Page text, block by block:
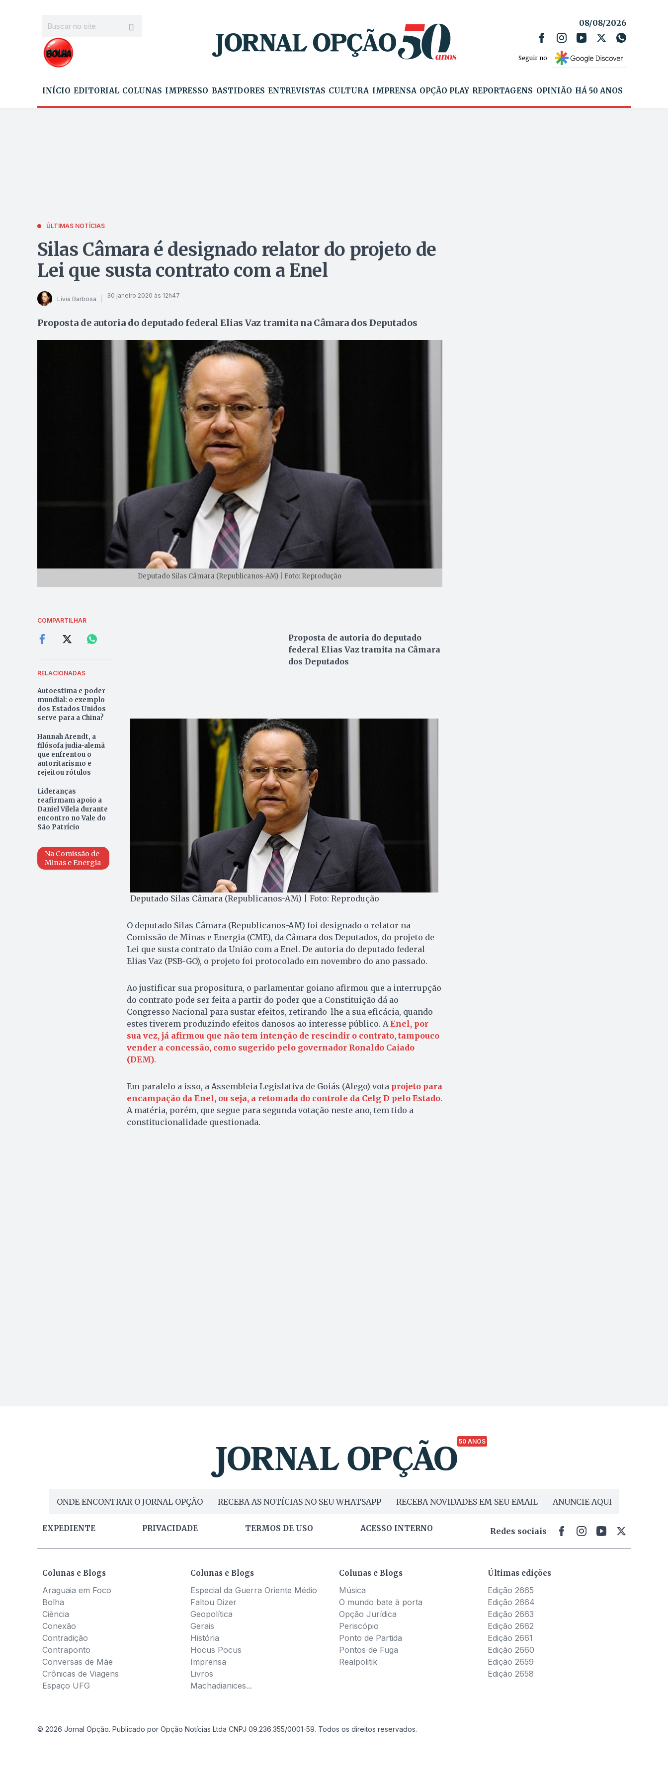
08/08/2026
Seguir no
INÍCIO EDITORIAL COLUNAS IMPRESSO BASTIDORES ENTREVISTAS CULTURA IMPRENSA OPÇÃO PLAY REPORTAGENS OPINIÃO HÁ 50 ANOS
ÚLTIMAS NOTÍCIAS
Silas Câmara é designado relator do projeto de
Lei que susta contrato com a Enel
Lívia Barbosa 30 janeiro 2020 às 12h47
Proposta de autoria do deputado federal Elias Vaz tramita na Câmara dos Deputados
Deputado Silas Câmara (Republicanos-AM) | Foto: Reprodução
COMPARTILHAR
RELACIONADAS
Autoestima e poder
mundial: o exemplo
dos Estados Unidos
serve para a China?
Hannah Arendt, a
filósofa judia-alemã
que enfrentou o
autoritarismo e
rejeitou rótulos
Lideranças
reafirmam apoio a
Daniel Vilela durante
encontro no Vale do
São Patrício
Na Comissão de
Minas e Energia
Proposta de autoria do deputado
federal Elias Vaz tramita na Câmara
dos Deputados
Deputado Silas Câmara (Republicanos-AM) | Foto: Reprodução
O deputado Silas Câmara (Republicanos-AM) foi designado o relator na
Comissão de Minas e Energia (CME), da Câmara dos Deputados, do projeto de
Lei que susta contrato da União com a Enel. De autoria do deputado federal
Elias Vaz (PSB-GO), o projeto foi protocolado em novembro do ano passado.
Ao justificar sua propositura, o parlamentar goiano afirmou que a interrupção
do contrato pode ser feita a partir do poder que a Constituição dá ao
Congresso Nacional para sustar efeitos, retirando-lhe a sua eficácia, quando
estes tiverem produzindo efeitos danosos ao interesse público. A Enel, por
sua vez, já afirmou que não tem intenção de rescindir o contrato, tampouco
vender a concessão, como sugerido pelo governador Ronaldo Caiado
(DEM).
Em paralelo a isso, a Assembleia Legislativa de Goiás (Alego) vota projeto para
encampação da Enel, ou seja, a retomada do controle da Celg D pelo Estado.
A matéria, porém, que segue para segunda votação neste ano, tem tido a
constitucionalidade questionada.
50 ANOS
ONDE ENCONTRAR O JORNAL OPÇÃO RECEBA AS NOTÍCIAS NO SEU WHATSAPP RECEBA NOVIDADES EM SEU EMAIL ANUNCIE AQUI
EXPEDIENTE PRIVACIDADE TERMOS DE USO ACESSO INTERNO Redes sociais
Colunas e Blogs
Araguaia em Foco
Bolha
Ciência
Conexão
Contradição
Contraponto
Conversas de Mãe
Crônicas de Viagens
Espaço UFG
Colunas e Blogs
Especial da Guerra Oriente Médio
Faltou Dizer
Geopolítica
Gerais
História
Hocus Pocus
Imprensa
Livros
Machadianices...
Colunas e Blogs
Música
O mundo bate à porta
Opção Jurídica
Periscópio
Ponto de Partida
Pontos de Fuga
Realpolitik
Últimas edições
Edição 2665
Edição 2664
Edição 2663
Edição 2662
Edição 2661
Edição 2660
Edição 2659
Edição 2658
© 2026 Jornal Opção. Publicado por Opção Notícias Ltda CNPJ 09.236.355/0001-59. Todos os direitos reservados.